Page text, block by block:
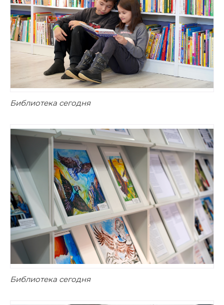
Библиотека сегодня
Библиотека сегодня